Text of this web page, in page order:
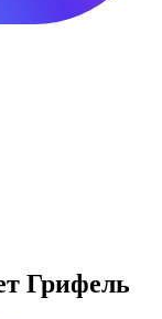
Грифель